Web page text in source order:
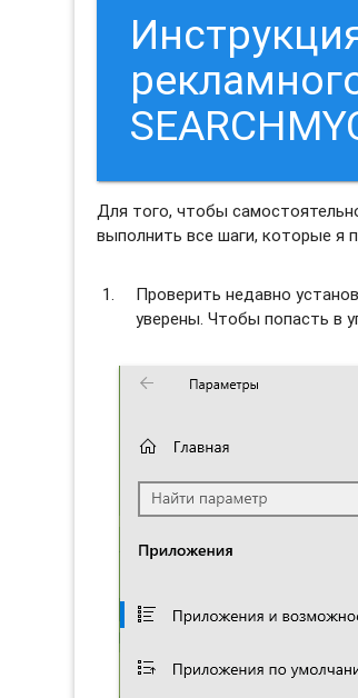
Для того, чтобы
выполнить все шаги, которые я
Проверить недавно
уверены. Чтобы попасть в